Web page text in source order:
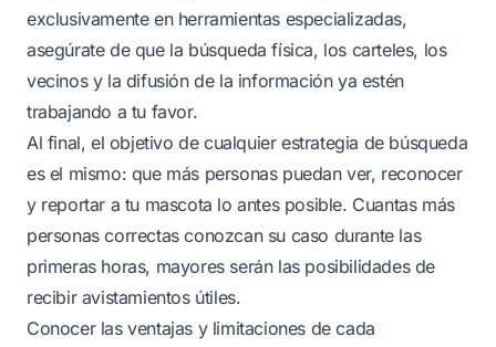
exclusivamente en herramientas especializadas,
asegúrate de que la búsqueda física, los carteles, los
vecinos y la difusión de la información ya estén
trabajando a tu favor.
Al final, el objetivo de cualquier estrategia de búsqueda
es el mismo: que más personas puedan ver, reconocer
y reportar a tu mascota lo antes posible. Cuantas más
personas correctas conozcan su caso durante las
primeras horas, mayores serán las posibilidades de
recibir avistamientos útiles.
Conocer las ventajas y limitaciones de cada